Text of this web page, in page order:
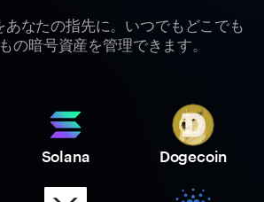
なたの指先に。いつでもどこでも
の暗号資産を管理できます。
Solana Dogecoin